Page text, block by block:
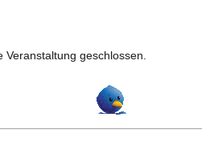
geschlossen.